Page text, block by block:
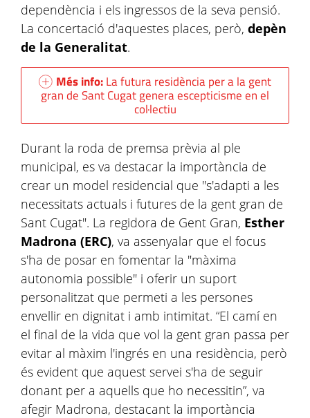
dependència i els ingressos de la seva pensió.
La concertació d'aquestes places, però, depèn
de la Generalitat.
Més info:La futura residència per a la gent
gran de Sant Cugat genera escepticisme en el
col·lectiu
Durant la roda de premsa prèvia al ple
municipal, es va destacar la importància de
crear un model residencial que "s'adapti a les
necessitats actuals i futures de la gent gran de
Sant Cugat". La regidora de Gent Gran, Esther
Madrona (ERC), va assenyalar que el focus
s'ha de posar en fomentar la "màxima
autonomia possible" i oferir un suport
personalitzat que permeti a les persones
envellir en dignitat i amb intimitat. “El camí en
el final de la vida que vol la gent gran passa per
evitar al màxim l'ingrés en una residència, però
és evident que aquest servei s'ha de seguir
donant per a aquells que ho necessitin”, va
afegir Madrona, destacant la importància